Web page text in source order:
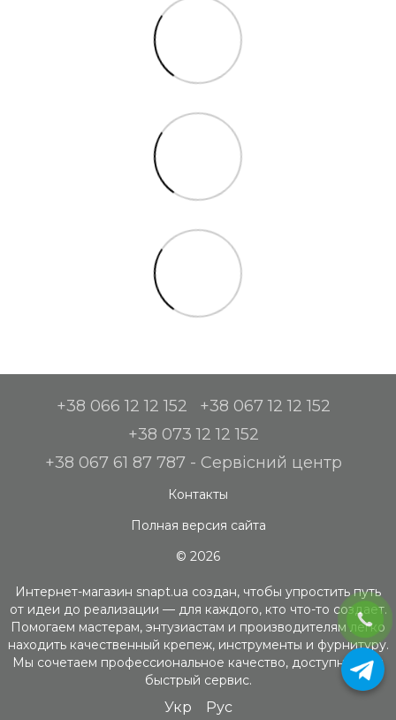
+38 066 12 12 152
+38 067 12 12 152
+38 073 12 12 152
+38 067 61 87 787 - Сервісний центр
Контакты
Полная версия сайта
© 2026
Интернет-магазин snapt.ua создан, чтобы упростить путь
от идеи до реализации — для каждого, кто что-то создает.
Помогаем мастерам, энтузиастам и производителям легко
находить качественный крепеж, инструменты и фурнитуру.
Мы сочетаем профессиональное качество, доступность и
быстрый сервис.
Укр Рус